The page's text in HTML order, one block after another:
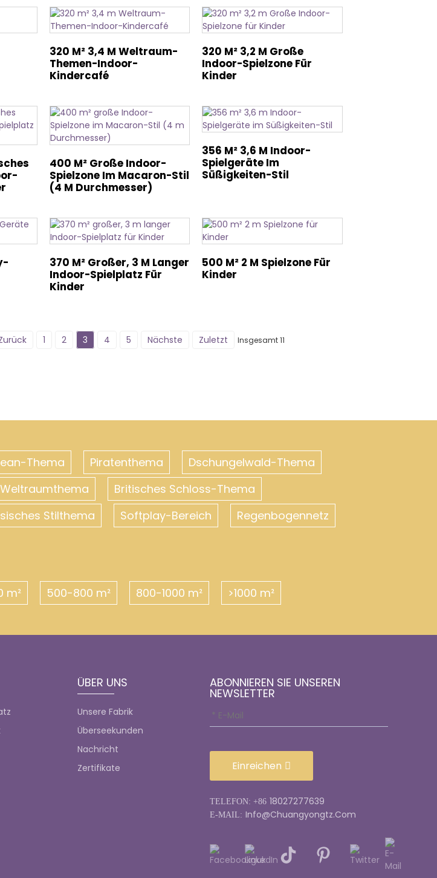
320 M² 3,4 M Weltraum-
Themen-Indoor-
Kindercafé
320 M² 3,2 M Große
Indoor-Spielzone Für
Kinder
400 M² Große Indoor-
Spielzone Im Macaron-Stil
(4 M Durchmesser)
356 M² 3,6 M Indoor-
Spielgeräte Im
Süßigkeiten-Stil
370 M² Großer, 3 M Langer
Indoor-Spielplatz Für
Kinder
500 M² 2 M Spielzone Für
Kinder
1 2 3 4 5 Nächste Zuletzt Insgesamt 11
Thema Piratenthema
Dschungelwald-Thema
Weltraumthema
Britisches Schloss-Thema
Stilthema Softplay-Bereich
Regenbogennetz
m² 500-800 m² 800-1000 m² >1000 m²
ÜBER UNS
Unsere Fabrik
Überseekunden
Nachricht
Zertifikate
ABONNIEREN SIE UNSEREN
NEWSLETTER
Einreichen
TELEFON: +86 18027277639
E-MAIL: Info@chuangyongtz.com